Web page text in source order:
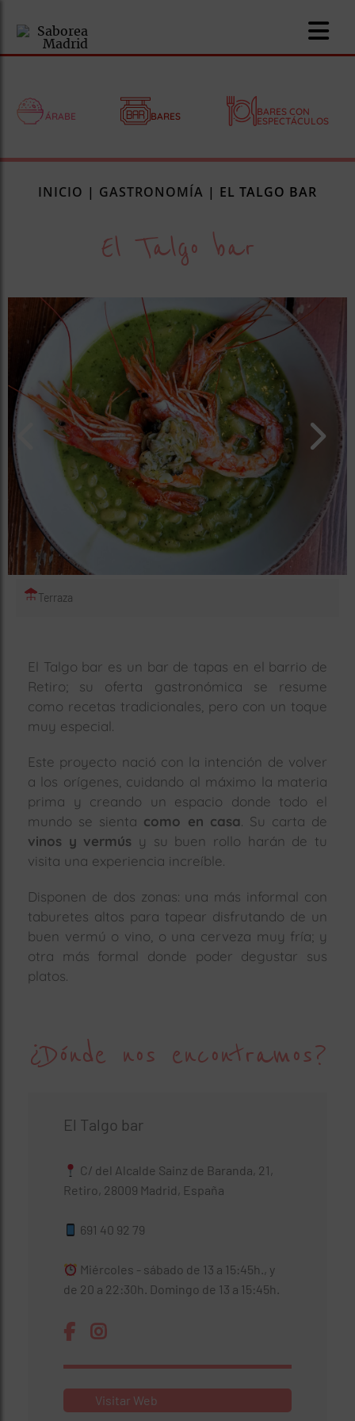
ÁRABE BARES
BARES CON
ESPECTÁCULOS
INICIO | GASTRONOMÍA | EL TALGO BAR
El Talgo bar
Terraza
El Talgo bar es un bar de tapas en el barrio de
Retiro; su oferta gastronómica se resume
como recetas tradicionales, pero con un toque
muy especial.
Este proyecto nació con la intención de volver
a los orígenes, cuidando al máximo la materia
prima y creando un espacio donde todo el
mundo se sienta como en casa . Su carta de
vinos y vermús y su buen rollo harán de tu
visita una experiencia increíble.
Disponen de dos zonas: una más informal con
taburetes altos para tapear disfrutando de un
buen vermú o vino, o una cerveza muy fría; y
otra más formal donde poder degustar sus
platos.
¿Dónde nos encontramos?
El Talgo bar
C/ del Alcalde Sainz de Baranda, 21,
Retiro, 28009 Madrid, España
691 40 92 79
Miércoles - sábado de 13 a 15:45h., y
de 20 a 22:30h. Domingo de 13 a 15:45h.
Visitar Web